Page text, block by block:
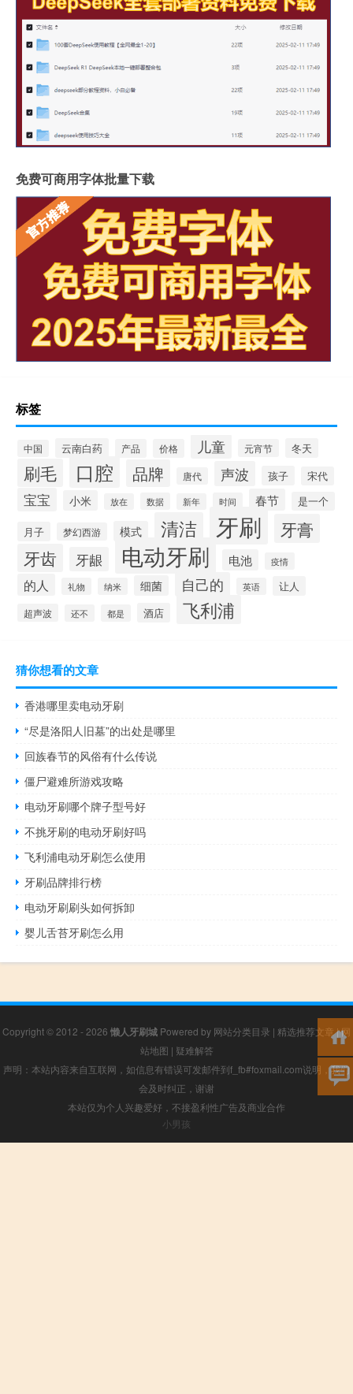
免费可商用字体批量下载
标签
中国 云南白药 产品 价格 儿童 元宵节 冬天
刷毛 口腔 品牌 唐代 声波 孩子 宋代
宝宝 小米 放在 数据 新年 时间 春节 是一个
月子 梦幻西游 模式 清洁 牙刷 牙膏
牙齿 牙龈 电动牙刷 电池 疫情
的人 礼物 纳米 细菌 自己的 英语 让人
超声波 还不 都是 酒店 飞利浦
猜你想看的文章
香港哪里卖电动牙刷
“尽是洛阳人旧墓”的出处是哪里
回族春节的风俗有什么传说
僵尸避难所游戏攻略
电动牙刷哪个牌子型号好
不挑牙刷的电动牙刷好吗
飞利浦电动牙刷怎么使用
牙刷品牌排行榜
电动牙刷刷头如何拆卸
婴儿舌苔牙刷怎么用
Copyright © 2012 - 2026 懒人牙刷城 Powered by 网站分类目录 | 精选推荐文章|网
站地图 | 疑难解答
声明：本站内容来自互联网，如信息有错误可发邮件到f_fb#foxmail.com说明，我们
会及时纠正，谢谢
本站仅为个人兴趣爱好，不接盈利性广告及商业合作
小男孩